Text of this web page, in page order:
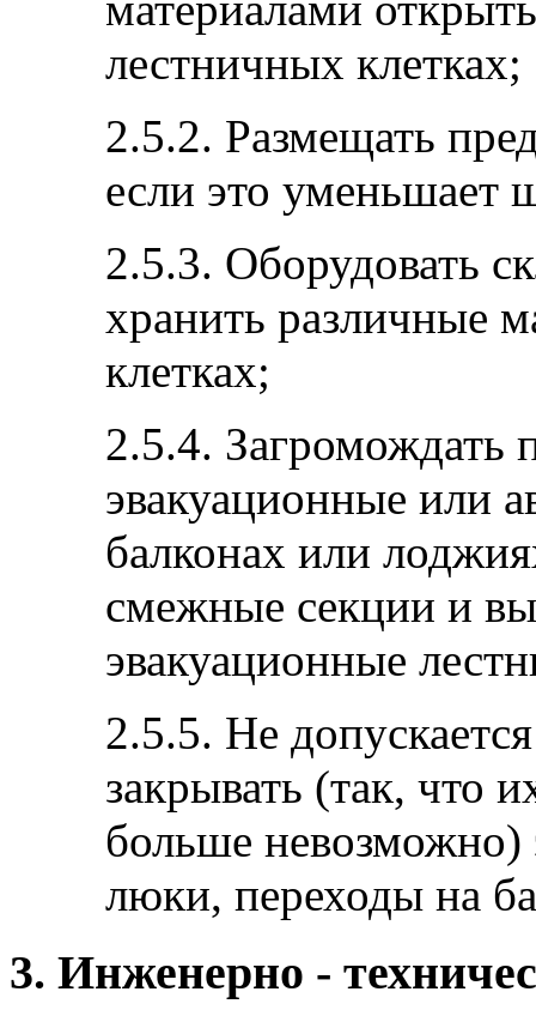
лестничных клетках;
2.5.2. Размещать
если это уменьшает
2.5.3. Оборудовать
хранить различные
клетках;
2.5.4. Загромождать
эвакуационные или
балконах или
смежные секции и
эвакуационные
2.5.5. Не
закрывать (так, что
больше невозможно)
люки, переходы на
3. Инженерно -